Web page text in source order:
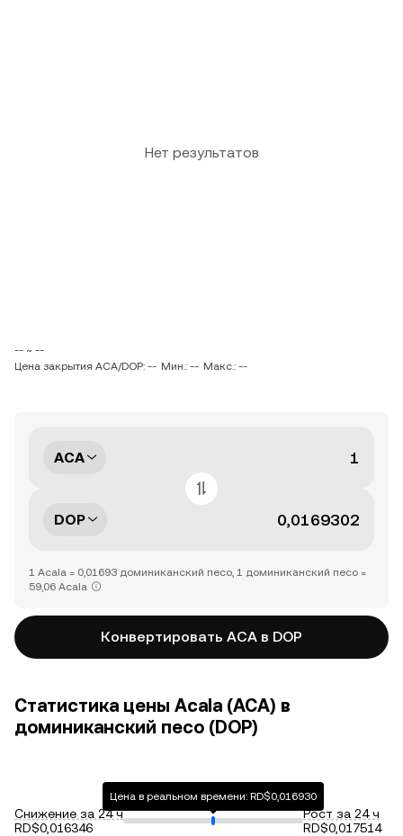
Нет результатов
-- ~ --
Цена закрытия ACA/DOP: -- Мин.: -- Макс.: --
ACA
DOP
1 Acala = 0,01693 доминиканский песо, 1 доминиканский песо =
59,06 Acala
Конвертировать ACA в DOP
Статистика цены Acala (ACA) в
доминиканский песо (DOP)
Снижение за 24 ч
RD$0,016346
Цена в реальном времени: RD$0,016930
Рост за 24 ч
RD$0,017514